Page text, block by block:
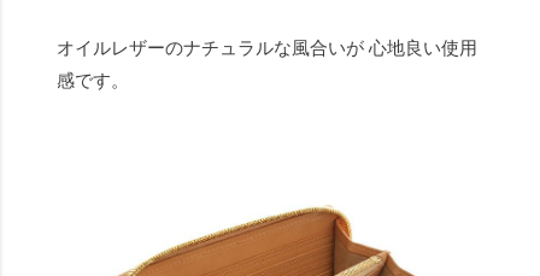
オイルレザーのナチュラルな風合いが 心地良い使用
感です。